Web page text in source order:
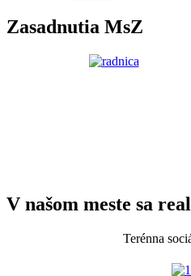
Zasadnutia MsZ
V našom meste sa
Terénna